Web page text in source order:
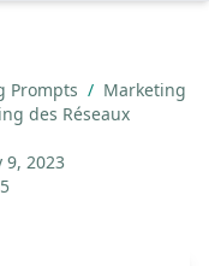
Prompts / Marketing
des Réseaux
9, 2023